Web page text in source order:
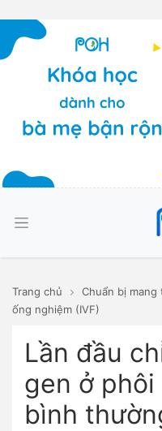
Trang chủ Chuẩn bị mang
ống nghiệm (IVF)
Lần đầu
gen ở
bình